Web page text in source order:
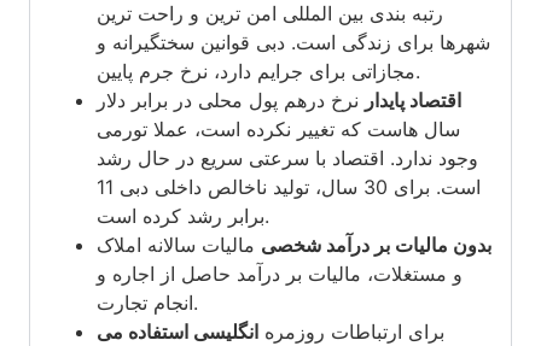
رتبه بندی بین المللی امن ترین و راحت ترین
شهرها برای زندگی است. دبی قوانین سختگیرانه و
مجازاتی برای جرایم دارد، نرخ جرم پایین.
اقتصاد پایدار نرخ درهم پول محلی در برابر دلار
سال هاست که تغییر نکرده است، عملا تورمی
وجود ندارد. اقتصاد با سرعتی سریع در حال رشد
است. برای 30 سال، تولید ناخالص داخلی دبی 11
برابر رشد کرده است.
بدون مالیات بر درآمد شخصی مالیات سالانه املاک
و مستغلات، مالیات بر درآمد حاصل از اجاره و
انجام تجارت.
برای ارتباطات روزمره انگلیسی استفاده می